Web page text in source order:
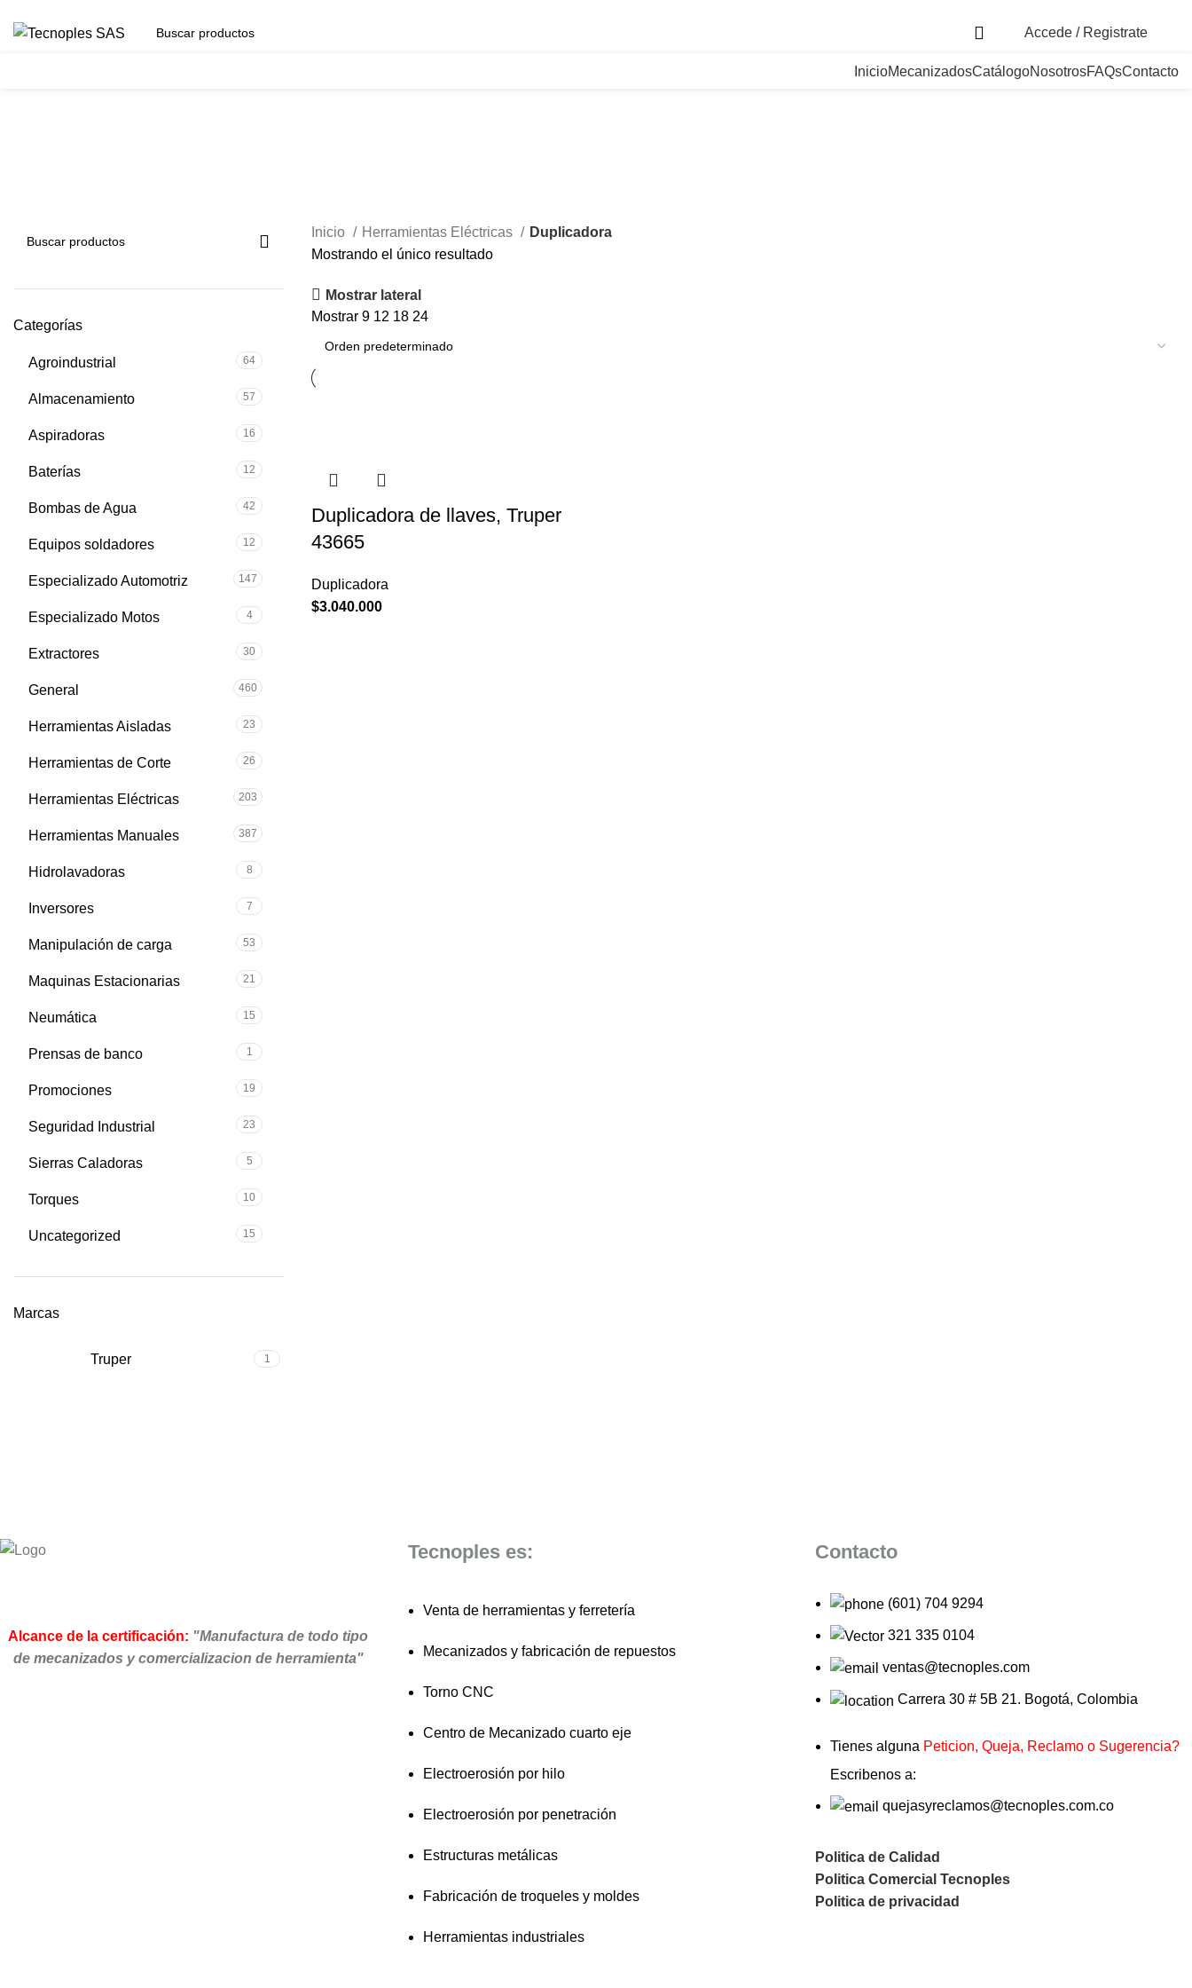
Accede / Registrate
InicioMecanizadosCatálogoNosotrosFAQsContacto
Categorías
Agroindustrial 64
Almacenamiento 57
Aspiradoras 16
Baterías 12
Bombas de Agua 42
Equipos soldadores 12
Especializado Automotriz 147
Especializado Motos 4
Extractores 30
General 460
Herramientas Aisladas 23
Herramientas de Corte 26
Herramientas Eléctricas 203
Herramientas Manuales 387
Hidrolavadoras 8
Inversores 7
Manipulación de carga 53
Maquinas Estacionarias 21
Neumática 15
Prensas de banco 1
Promociones 19
Seguridad Industrial 23
Sierras Caladoras 5
Torques 10
Uncategorized 15
Marcas
Truper 1
Inicio Herramientas Eléctricas
Duplicadora
Mostrando el único resultado
Mostrar lateral
Mostrar 9 12 18 24
Duplicadora de llaves, Truper
43665
Duplicadora
$3.040.000
Alcance de la certificación: "Manufactura de todo tipo
de mecanizados y comercializacion de herramienta"
Tecnoples es:
Venta de herramientas y ferretería
Mecanizados y fabricación de repuestos
Torno CNC
Centro de Mecanizado cuarto eje
Electroerosión por hilo
Electroerosión por penetración
Estructuras metálicas
Fabricación de troqueles y moldes
Herramientas industriales
Contacto
(601) 704 9294
321 335 0104
ventas@tecnoples.com
Carrera 30 # 5B 21. Bogotá, Colombia
Tienes alguna Peticion, Queja, Reclamo o Sugerencia?
Escribenos a:
quejasyreclamos@tecnoples.com.co
Politica de Calidad
Politica Comercial Tecnoples
Politica de privacidad